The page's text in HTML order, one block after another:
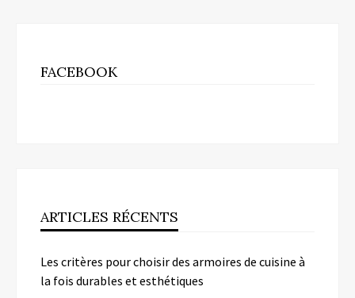
FACEBOOK
ARTICLES RÉCENTS
Les critères pour choisir des armoires de cuisine à
la fois durables et esthétiques